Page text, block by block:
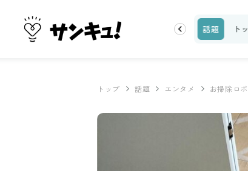
100均・雑貨 スーパー 料理レシピ 話題 ト
トップ 話題 エンタメ お掃除ロ